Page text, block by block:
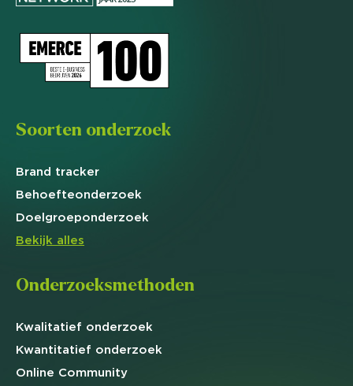
Soorten onderzoek
Brand tracker
Behoefteonderzoek
Doelgroeponderzoek
Bekijk alles
Onderzoeksmethoden
Kwalitatief onderzoek
Kwantitatief onderzoek
Online Community